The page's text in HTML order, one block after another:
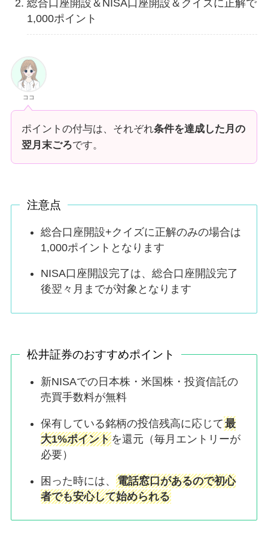
総合口座開設＆NISA口座開設＆クイズに正解で
1,000ポイント
ココ
ポイントの付与は、それぞれ条件を達成した月の
翌月末ごろです。
注意点
総合口座開設+クイズに正解のみの場合は
1,000ポイントとなります
NISA口座開設完了は、総合口座開設完了
後翌々月までが対象となります
松井証券のおすすめポイント
新NISAでの日本株・米国株・投資信託の
売買手数料が無料
保有している銘柄の投信残高に応じて最
大1%ポイントを還元（毎月エントリーが
必要）
困った時には、電話窓口があるので初心
者でも安心して始められる